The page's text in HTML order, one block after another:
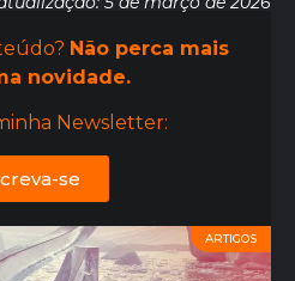
Não perca mais
novidade.
Newsletter:
se
ARTIGOS